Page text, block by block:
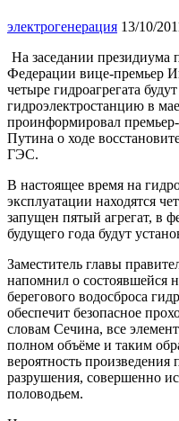
электрогенерация 13/10/
На заседании президиума
Федерации вице-премьер
четыре гидроагрегата
гидроэлектростанцию в
проинформировал
Путина о ходе
ГЭС.
В настоящее время на
эксплуатации находятся
запущен пятый агрегат, в
будущего года будут
Заместитель главы
напомнил о состоявшейся
берегового водосброса
обеспечит безопасное
словам Сечина, все
полном объёме и таким
вероятность
разрушения, совершенно
половодьем.